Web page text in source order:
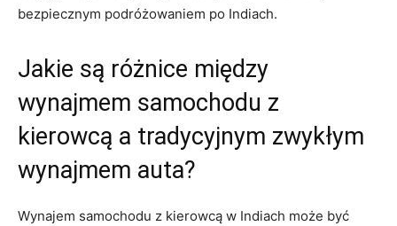
bezpiecznym⁣ podróżowaniem po Indiach.
Jakie są różnice między
wynajmem samochodu z
kierowcą a tradycyjnym zwykłym
wynajmem auta?
Wynajem samochodu z kierowcą w Indiach może ‍być